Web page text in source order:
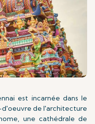
est incarnée dans le
de l'architecture
une cathédrale de